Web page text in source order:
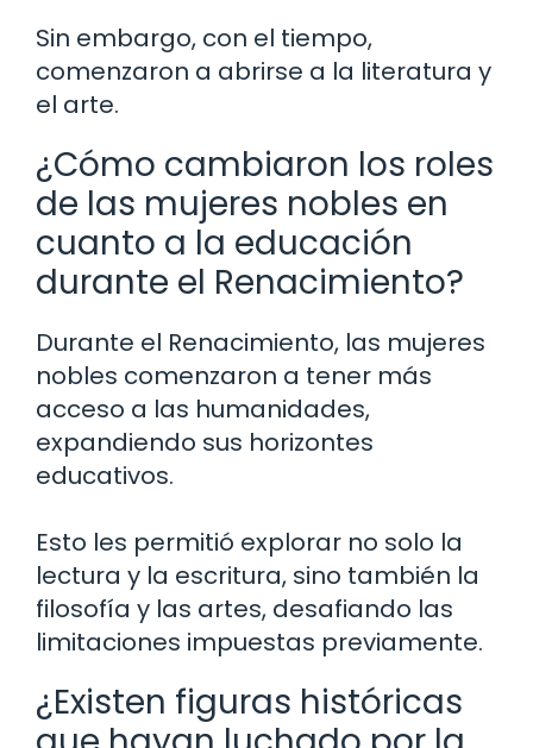
Sin embargo, con el tiempo,
comenzaron a abrirse a la literatura y
el arte.
¿Cómo cambiaron los roles
de las mujeres nobles en
cuanto a la educación
durante el Renacimiento?
Durante el Renacimiento, las mujeres
nobles comenzaron a tener más
acceso a las humanidades,
expandiendo sus horizontes
educativos.
Esto les permitió explorar no solo la
lectura y la escritura, sino también la
filosofía y las artes, desafiando las
limitaciones impuestas previamente.
¿Existen figuras históricas